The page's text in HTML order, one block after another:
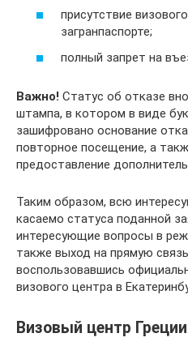
присутствие
загранпаспорте;
полный запрет на
Важно! Статус об отказе
штампа, в котором в виде
зашифровано основание
повторное посещение, а
предоставление
Таким образом, всю
касаемо статуса поданной
интересующие вопросы в
также выход на прямую
воспользовавшись
визового центра в
Визовый центр